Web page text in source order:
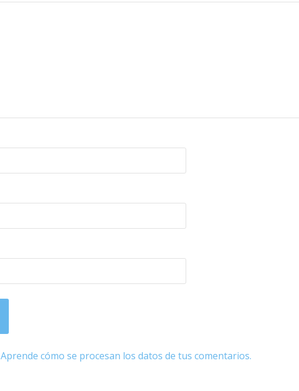
Aprende cómo se procesan los datos de tus comentarios.